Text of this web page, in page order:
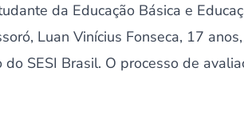
da Educação Básica e
Luan Vinícius Fonseca, 17
SESI Brasil. O processo de